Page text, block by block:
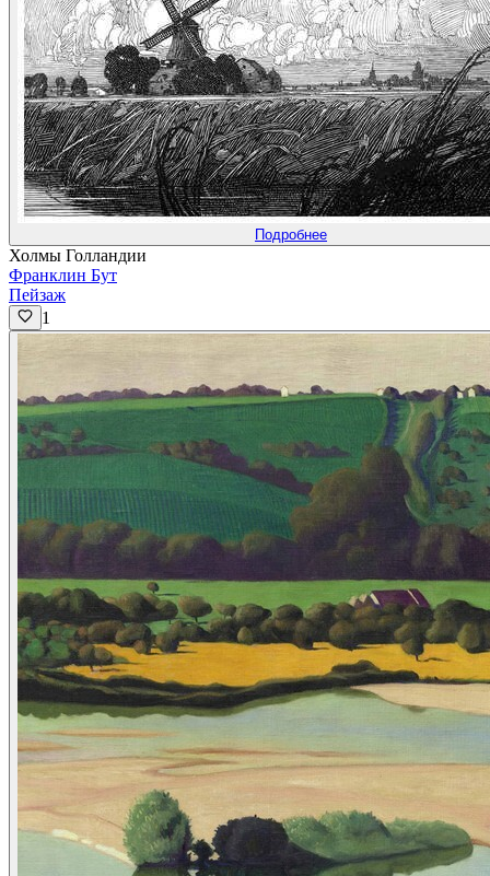
Подробнее
Холмы Голландии
Франклин Бут
Пейзаж
1